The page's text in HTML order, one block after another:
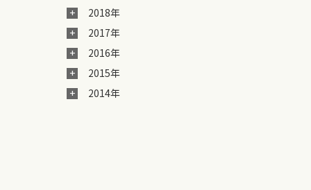
2018年
2017年
2016年
2015年
2014年